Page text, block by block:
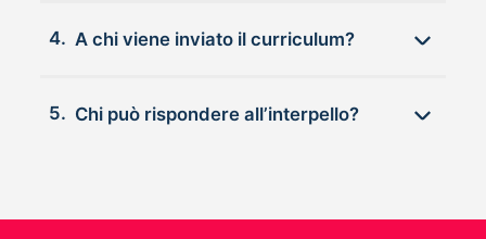
4. A chi viene inviato il curriculum?
5. Chi può rispondere all’interpello?